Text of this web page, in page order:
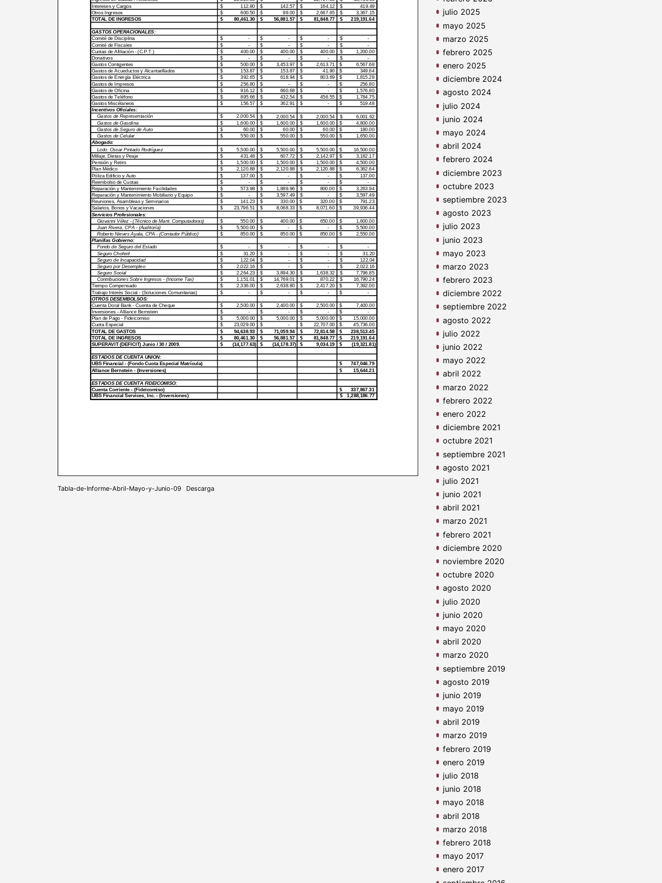
Tabla-de-Informe-Abril-Mayo-y-Junio-09 Descarga
julio 2025
mayo 2025
marzo 2025
febrero 2025
enero 2025
diciembre 2024
agosto 2024
julio 2024
junio 2024
mayo 2024
abril 2024
febrero 2024
diciembre 2023
octubre 2023
septiembre 2023
agosto 2023
julio 2023
junio 2023
mayo 2023
marzo 2023
febrero 2023
diciembre 2022
septiembre 2022
agosto 2022
julio 2022
junio 2022
mayo 2022
abril 2022
marzo 2022
febrero 2022
enero 2022
diciembre 2021
octubre 2021
septiembre 2021
agosto 2021
julio 2021
junio 2021
abril 2021
marzo 2021
febrero 2021
diciembre 2020
noviembre 2020
octubre 2020
agosto 2020
julio 2020
junio 2020
mayo 2020
abril 2020
marzo 2020
septiembre 2019
agosto 2019
junio 2019
mayo 2019
abril 2019
marzo 2019
febrero 2019
enero 2019
julio 2018
junio 2018
mayo 2018
abril 2018
marzo 2018
febrero 2018
mayo 2017
enero 2017